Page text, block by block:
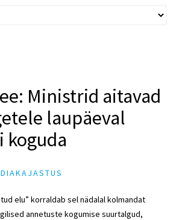
Ministrid aitavad
laupäeval
koguda
elu” korraldab sel nädalal kolmandat
annetuste kogumise suurtalgud,